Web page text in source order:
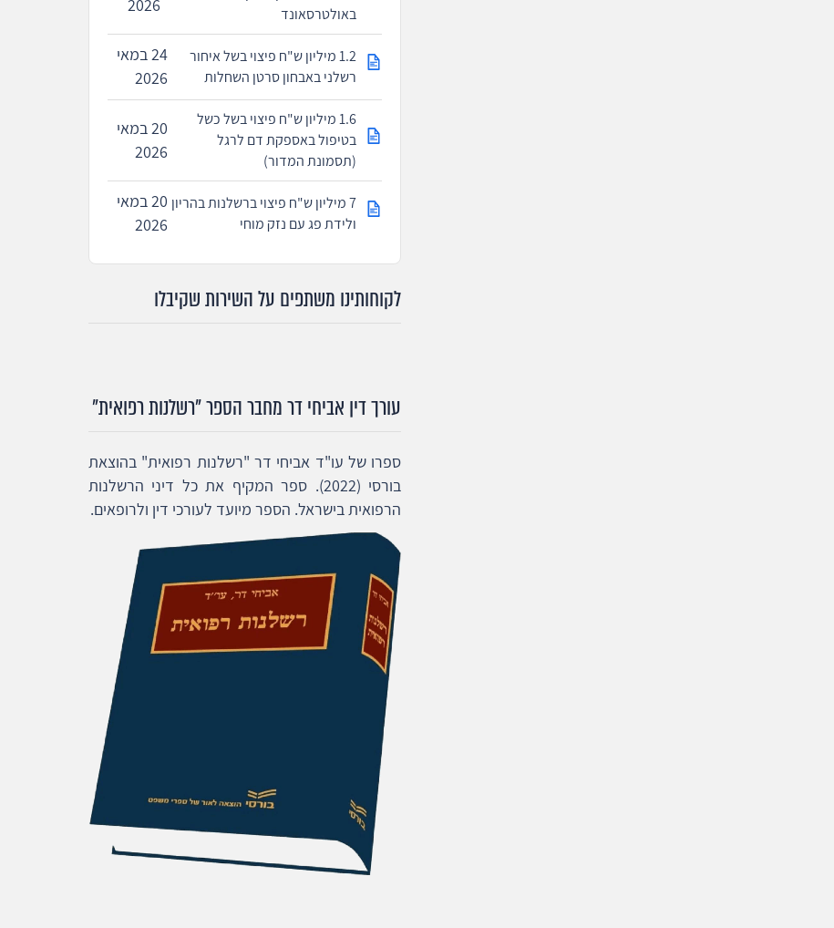
באולטרסאונד
2026
1.2 מיליון ש"ח פיצוי בשל איחור
רשלני באבחון סרטן השחלות
24 במאי
2026
1.6 מיליון ש"ח פיצוי בשל כשל
בטיפול באספקת דם לרגל
(תסמונת המדור)
20 במאי
2026
7 מיליון ש"ח פיצוי ברשלנות בהריון
ולידת פג עם נזק מוחי
20 במאי
2026
לקוחותינו משתפים על השירות שקיבלו
עורך דין אביחי דר מחבר הספר "רשלנות רפואית"
ספרו של עו"ד אביחי דר "רשלנות רפואית" בהוצאת
בורסי (2022). ספר המקיף את כל דיני הרשלנות
הרפואית בישראל. הספר מיועד לעורכי דין ולרופאים.